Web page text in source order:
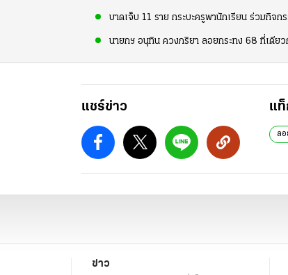
บาดเจ็บ 11 ราย กระบะครูพานักเรียน ร่วมกิจ
นายกฯ อนุทิน ควงภริยา ลอยกระทง 68 ที่เดียว
แชร์ข่าว แท็
ลอ
ข่าว